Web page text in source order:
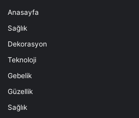
Anasayfa
Sağlık
Dekorasyon
Teknoloji
Gebelik
Güzellik
Sağlık